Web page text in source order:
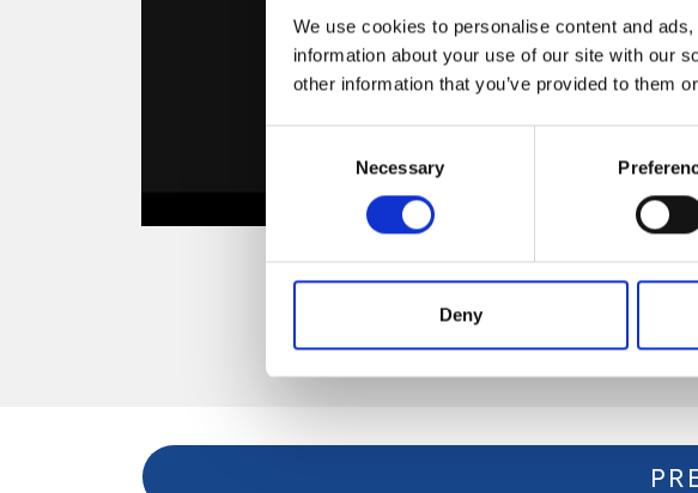
We use cookies to personalise content and
information about your use of our site with our
other information that you’ve provided to them
Necessary
Deny